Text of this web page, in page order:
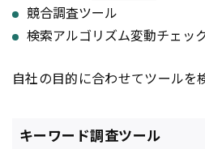
競合調査ツール
検索アルゴリズム変動チェッ
自社の目的に合わせてツールを
キーワード調査ツール